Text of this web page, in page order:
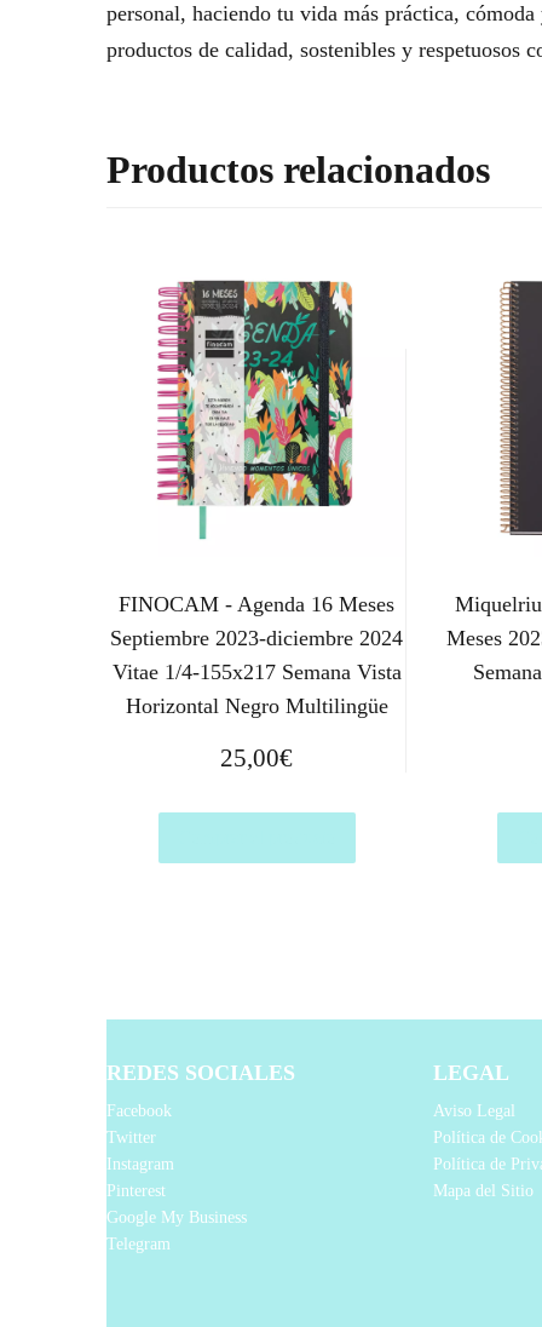
personal, haciendo tu vida más práctica,
productos de calidad, sostenibles y respetuosos
Productos relacionados
FINOCAM - Agenda 16 Meses
Septiembre 2023-diciembre 2024
Vitae 1/4-155x217 Semana Vista
Horizontal Negro Multilingüe
25,00€
Meses
REDES SOCIALES
Facebook
Twitter
Instagram
Pinterest
Google My Business
Telegram
LEGAL
Aviso Legal
Política de
Política de
Mapa del Sitio